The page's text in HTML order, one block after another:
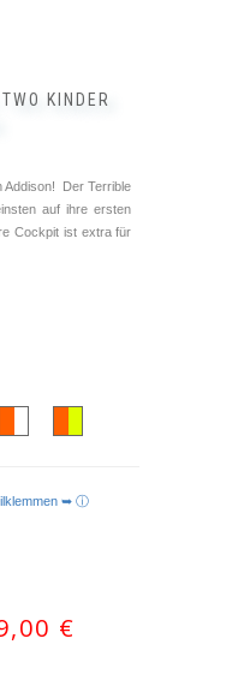
KINDER
Addison! Der Terrible
auf ihre ersten
Cockpit ist extra für
➥ ⓘ
€